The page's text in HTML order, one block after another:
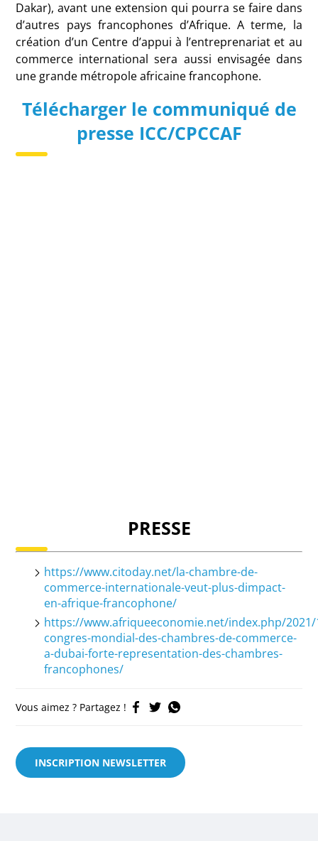
Dakar), avant une extension qui pourra se faire dans
d’autres pays francophones d’Afrique. A terme, la
création d’un Centre d’appui à l’entreprenariat et au
commerce international sera aussi envisagée dans
une grande métropole africaine francophone.
Télécharger le communiqué de
presse ICC/CPCCAF
PRESSE
https://www.citoday.net/la-chambre-de-
commerce-internationale-veut-plus-dimpact-
en-afrique-francophone/
https://www.afriqueeconomie.net/index.php/
congres-mondial-des-chambres-de-commerce-
a-dubai-forte-representation-des-chambres-
francophones/
Vous aimez ? Partagez !
INSCRIPTION NEWSLETTER